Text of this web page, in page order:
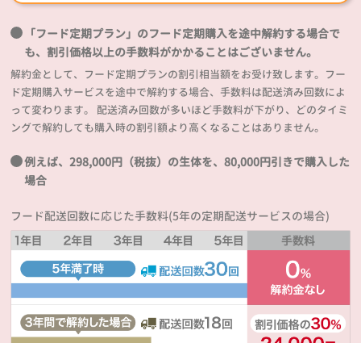
「フード定期プラン」のフード定期購入を途中解約する場合で
も、割引価格以上の手数料がかかることはございません。
解約金として、フード定期プランの割引相当額をお受け致します。フー
ド定期購入サービスを途中で解約する場合、手数料は配送済み回数によ
って変わります。 配送済み回数が多いほど手数料が下がり、どのタイミ
ングで解約しても購入時の割引額より高くなることはありません。
例えば、298,000円（税抜）の生体を、80,000円引きで購入した
場合
フード配送回数に応じた手数料(5年の定期配送サービスの場合)